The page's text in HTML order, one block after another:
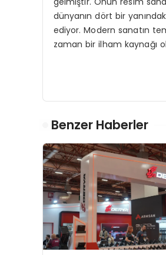
dünyanın dört bir
ediyor. Modern sanatın
zaman bir ilham kaynağı
Benzer Haberler